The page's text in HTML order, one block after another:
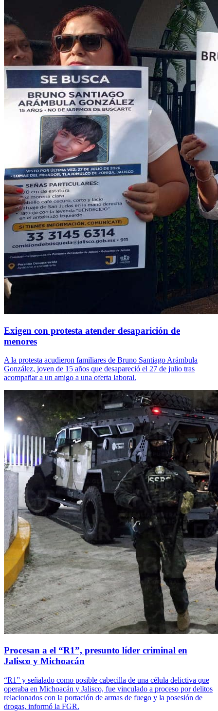
Exigen con protesta atender desaparición de
menores
A la protesta acudieron familiares de Bruno Santiago Arámbula
González, joven de 15 años que desapareció el 27 de julio tras
acompañar a un amigo a una oferta laboral.
Procesan a el “R1”, presunto líder criminal en
Jalisco y Michoacán
“R1” y señalado como posible cabecilla de una célula delictiva que
operaba en Michoacán y Jalisco, fue vinculado a proceso por delitos
relacionados con la portación de armas de fuego y la posesión de
drogas, informó la FGR.